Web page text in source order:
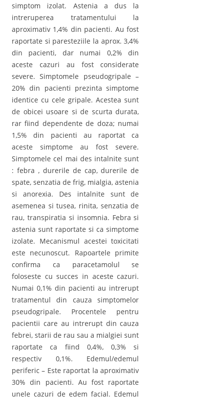
simptom izolat. Astenia a dus la
intreruperea tratamentului la
aproximativ 1,4% din pacienti. Au fost
raportate si paresteziile la aprox. 3,4%
din pacienti, dar numai 0,2% din
aceste cazuri au fost considerate
severe. Simptomele pseudogripale –
20% din pacienti prezinta simptome
identice cu cele gripale. Acestea sunt
de obicei usoare si de scurta durata,
rar fiind dependente de doza; numai
1,5% din pacienti au raportat ca
aceste simptome au fost severe.
Simptomele cel mai des intalnite sunt
: febra , durerile de cap, durerile de
spate, senzatia de frig, mialgia, astenia
si anorexia. Des intalnite sunt de
asemenea si tusea, rinita, senzatia de
rau, transpiratia si insomnia. Febra si
astenia sunt raportate si ca simptome
izolate. Mecanismul acestei toxicitati
este necunoscut. Rapoartele primite
confirma ca paracetamolul se
foloseste cu succes in aceste cazuri.
Numai 0,1% din pacienti au intrerupt
tratamentul din cauza simptomelor
pseudogripale. Procentele pentru
pacientii care au intrerupt din cauza
febrei, starii de rau sau a mialgiei sunt
raportate ca fiind 0,4%, 0,3% si
respectiv 0,1%. Edemul/edemul
periferic – Este raportat la aproximativ
30% din pacienti. Au fost raportate
unele cazuri de edem facial. Edemul